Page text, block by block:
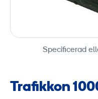
Specificerad
Trafikkon